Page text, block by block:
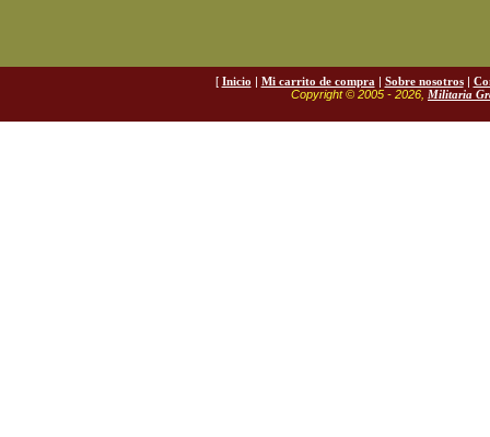
[ Inicio | Mi carrito de compra | Sobre nosotros|
Copyright © 2005 - 2026, Militaria